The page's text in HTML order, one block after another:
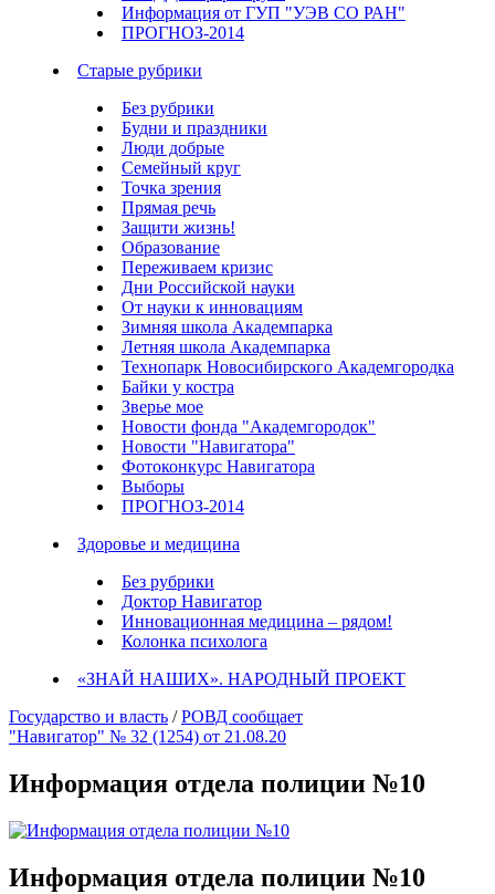
Информация от ГУП "УЭВ СО РАН"
ПРОГНОЗ-2014
Старые рубрики
Без рубрики
Будни и праздники
Люди добрые
Семейный круг
Точка зрения
Прямая речь
Защити жизнь!
Образование
Переживаем кризис
Дни Российской науки
От науки к инновациям
Зимняя школа Академпарка
Летняя школа Академпарка
Технопарк Новосибирского Академгородка
Байки у костра
Зверье мое
Новости фонда "Академгородок"
Новости "Навигатора"
Фотоконкурс Навигатора
Выборы
ПРОГНОЗ-2014
Здоровье и медицина
Без рубрики
Доктор Навигатор
Инновационная медицина – рядом!
Колонка психолога
«ЗНАЙ НАШИХ». НАРОДНЫЙ ПРОЕКТ
Государство и власть /РОВД сообщает
"Навигатор" № 32 (1254) от 21.08.20
Информация отдела полиции №10
Информация отдела полиции №10